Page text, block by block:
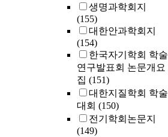
생명과학회지
(155)
대한안과학회지
(154)
한국자기학회 학술
연구발표회 논문개요
집 (151)
대한지질학회 학술
대회 (150)
전기학회논문지
(149)